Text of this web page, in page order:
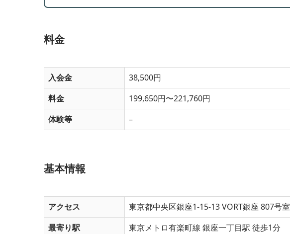
料金
入会金
38,500円
料金
199,650円〜221,760円
体験等
–
基本情報
アクセス
東京都中央区銀座1-15-13 VORT銀座 807号室
最寄り駅
東京メトロ有楽町線 銀座一丁目駅 徒歩1分